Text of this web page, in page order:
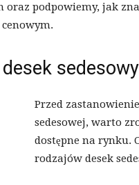
oraz podpowiemy, jak
Przed
sedesowej, warto
dostępne na rynku.
rodzajów desek